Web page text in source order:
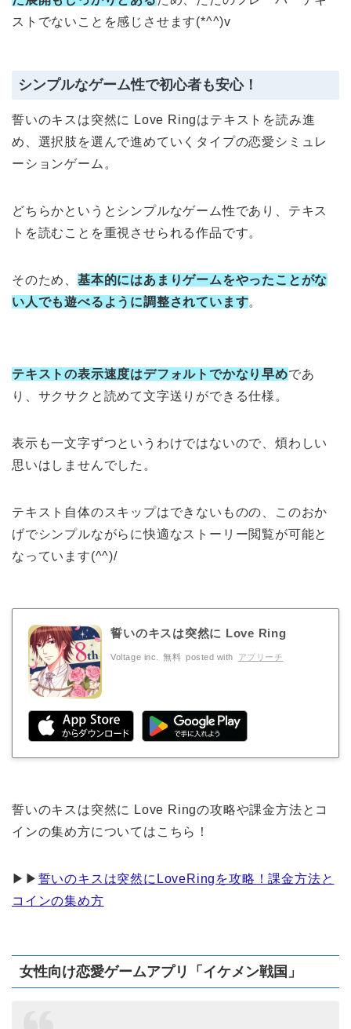
ストでないことを感じさせます(*^^)v
シンプルなゲーム性で初心者も安心！
誓いのキスは突然に Love Ringはテキストを読み進
め、選択肢を選んで進めていくタイプの恋愛シミュレ
ーションゲーム。
どちらかというとシンプルなゲーム性であり、テキス
トを読むことを重視させられる作品です。
そのため、 基本的にはあまりゲームをやったことがな
い人でも遊べるように調整されています。
テキストの表示速度はデフォルトでかなり早めであ
り、サクサクと読めて文字送りができる仕様。
表示も一文字ずつというわけではないので、煩わしい
思いはしませんでした。
テキスト自体のスキップはできないものの、このおか
げでシンプルながらに快適なストーリー閲覧が可能と
なっています(^^)/
誓いのキスは突然に Love Ring
Voltage inc. 無料 posted with アプリーチ
誓いのキスは突然に Love Ringの攻略や課金方法とコ
インの集め方についてはこちら！
▶︎▶︎ 誓いのキスは突然にLoveRingを攻略！課金方法と
コインの集め方
女性向け恋愛ゲームアプリ「イケメン戦国」